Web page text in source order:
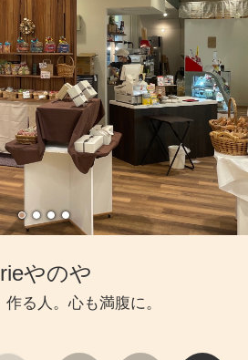
やのや
る人。心も満腹に。